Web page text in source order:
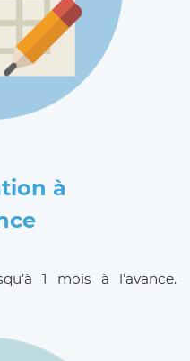
à
1 mois à l’avance.